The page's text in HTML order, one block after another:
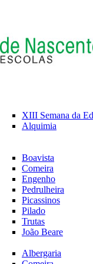
XIII Semana da
Alquimia
Boavista
Comeira
Engenho
Pedrulheira
Picassinos
Pilado
Trutas
João Beare
Albergaria